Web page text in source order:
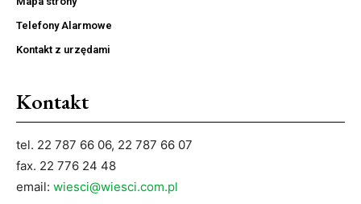
Telefony Alarmowe
Kontakt z urzędami
Kontakt
tel. 22 787 66 06, 22 787 66 07
fax. 22 776 24 48
email: wiesci@wiesci.com.pl